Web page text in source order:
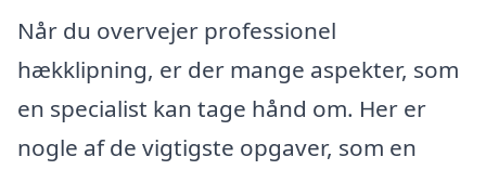
Når du overvejer professionel
hækklipning, er der mange aspekter, som
en specialist kan tage hånd om. Her er
nogle af de vigtigste opgaver, som en